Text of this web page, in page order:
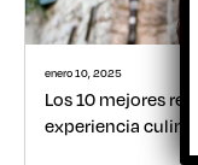
enero 10, 2025
Los 10 mejores
experiencia